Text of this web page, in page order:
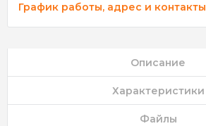
График работы, адрес и контакты
Описание
Характеристики
Файлы